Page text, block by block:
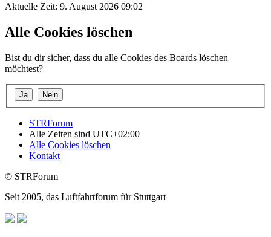
Aktuelle Zeit: 9. August 2026 09:02
Alle Cookies löschen
Bist du dir sicher, dass du alle Cookies des Boards löschen
möchtest?
STRForum
Alle Zeiten sind UTC+02:00
Alle Cookies löschen
Kontakt
© STRForum
Seit 2005, das Luftfahrtforum für Stuttgart